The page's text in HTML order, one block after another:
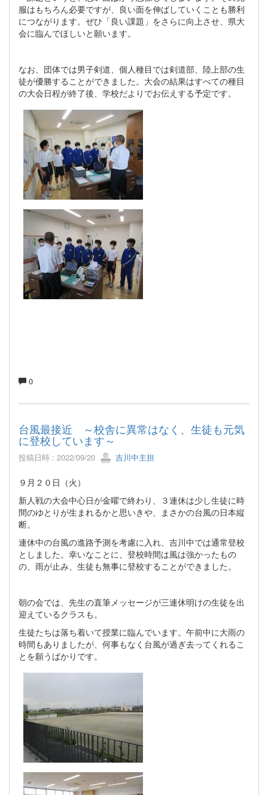
服はもちろん必要ですが、良い面を伸ばしていくことも勝利
につながります。ぜひ「良い課題」をさらに向上させ、県大
会に臨んでほしいと願います。
なお、団体では男子剣道、個人種目では剣道部、陸上部の生
徒が優勝することができました。大会の結果はすべての種目
の大会日程が終了後、学校だよりでお伝えする予定です。
0
台風最接近 ～校舎に異常はなく、生徒も元気
に登校しています～
投稿日時 : 2022/09/20 吉川中主担
９月２０日（火）
新人戦の大会中心日が金曜で終わり、３連休は少し生徒に時
間のゆとりが生まれるかと思いきや、まさかの台風の日本縦
断。
連休中の台風の進路予測を考慮に入れ、吉川中では通常登校
としました。幸いなことに、登校時間は風は強かったもの
の、雨が止み、生徒も無事に登校することができました。
朝の会では、先生の直筆メッセージが三連休明けの生徒を出
迎えているクラスも。
生徒たちは落ち着いて授業に臨んでいます。午前中に大雨の
時間もありましたが、何事もなく台風が過ぎ去ってくれるこ
とを願うばかりです。